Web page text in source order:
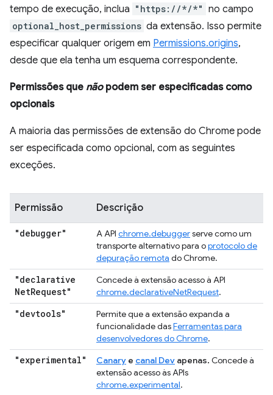
tempo de execução, inclua "https://*/*" no campo
optional_host_permissions da extensão. Isso permite
especificar qualquer origem em Permissions.origins,
desde que ela tenha um esquema correspondente.
Permissões que nãopodem ser especificadas como
opcionais
A maioria das permissões de extensão do Chrome pode
ser especificada como opcional, com as seguintes
exceções.
Permissão Descrição
"debugger" A API chrome.debuggerserve como um
transporte alternativo para oprotocolo de
depuração remota do Chrome.
"declarative
NetRequest"
Concede à extensão acesso à API
chrome.declarativeNetRequest.
"devtools"
Permite que a extensão expanda a
funcionalidade dasFerramentas para
desenvolvedores do Chrome.
"experimental" Canary e canal Dev apenas. Concede à
extensão acesso às APIs
chrome.experimental.